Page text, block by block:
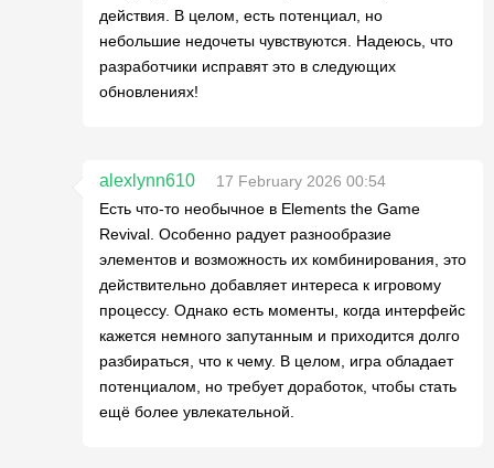
действия. В целом, есть потенциал, но
небольшие недочеты чувствуются. Надеюсь, что
разработчики исправят это в следующих
обновлениях!
alexlynn610
17 February 2026 00:54
Есть что-то необычное в Elements the Game
Revival. Особенно радует разнообразие
элементов и возможность их комбинирования, это
действительно добавляет интереса к игровому
процессу. Однако есть моменты, когда интерфейс
кажется немного запутанным и приходится долго
разбираться, что к чему. В целом, игра обладает
потенциалом, но требует доработок, чтобы стать
ещё более увлекательной.